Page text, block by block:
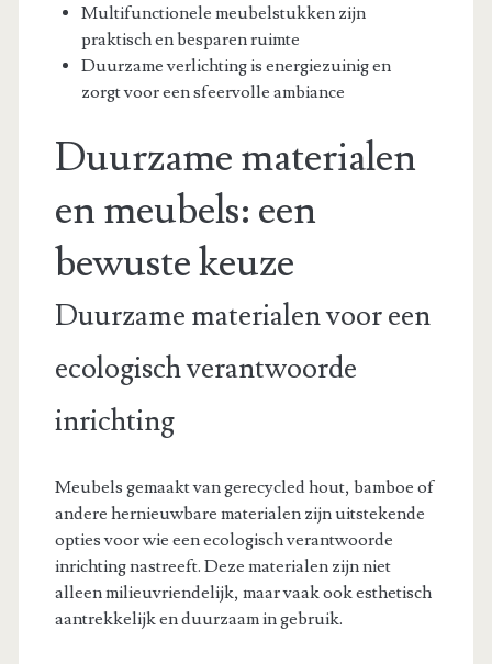
Multifunctionele meubelstukken zijn
praktisch en besparen ruimte
Duurzame verlichting is energiezuinig en
zorgt voor een sfeervolle ambiance
Duurzame materialen
en meubels: een
bewuste keuze
Duurzame materialen voor een
ecologisch verantwoorde
inrichting
Meubels gemaakt van gerecycled hout, bamboe of
andere hernieuwbare materialen zijn uitstekende
opties voor wie een ecologisch verantwoorde
inrichting nastreeft. Deze materialen zijn niet
alleen milieuvriendelijk, maar vaak ook esthetisch
aantrekkelijk en duurzaam in gebruik.